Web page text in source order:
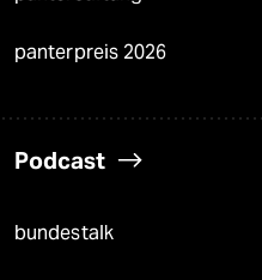
panterpreis 2026
Podcast
bundestalk